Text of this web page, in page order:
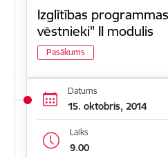
Izglītības
vēstnieki" II modulis
Pasākums
Datums
15. oktobris, 2014
Laiks
9.00